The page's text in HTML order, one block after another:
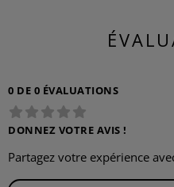
0 DE 0 ÉVALUATIONS
DONNEZ VOTRE AVIS !
Partagez votre expérience